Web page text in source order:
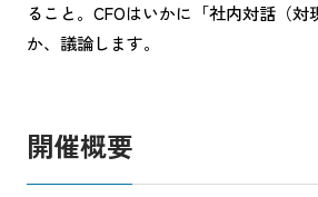
ること。CFOはいかに「社内対話（対
か、議論します。
開催概要